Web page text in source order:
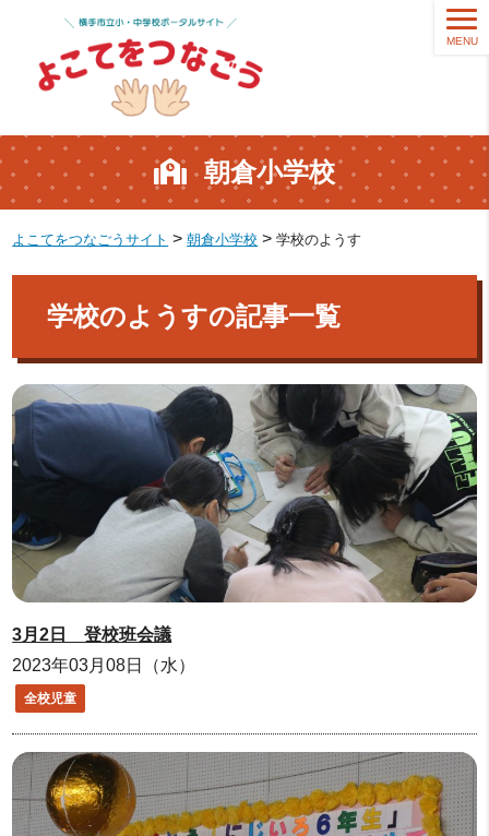
朝倉小学校
MENU
よこてをつなごうサイト >朝倉小学校 >学校のようす
学校のようすの記事一覧
3月2日 登校班会議
2023年03月08日（水）
全校児童